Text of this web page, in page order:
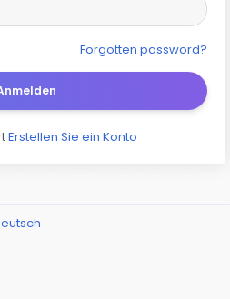
Forgotten password?
Erstellen Sie ein Konto